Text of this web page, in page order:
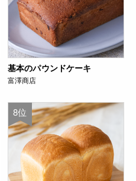
基本のパウンドケーキ
富澤商店
8位